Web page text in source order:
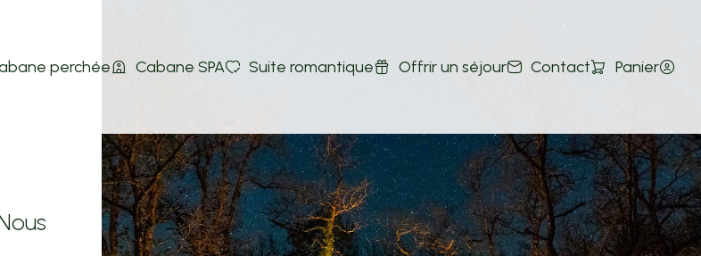
perchée Cabane SPA Suite romantique Offrir un séjour Contact Panier